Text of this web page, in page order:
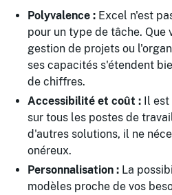
Polyvalence : Excel n'est
pour un type de tâche. Que
gestion de projets ou
ses capacités s'étendent
de chiffres.
Accessibilité et coût : Il est
sur tous les postes de
d'autres solutions, il ne
onéreux.
Personnalisation : La
modèles proche de vos